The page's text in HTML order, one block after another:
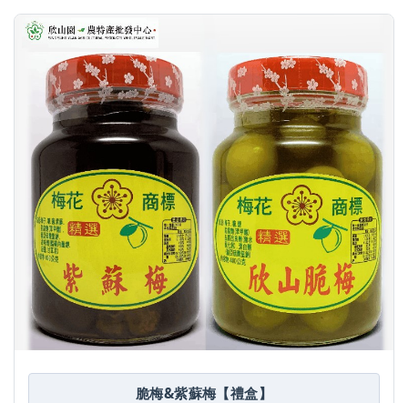
脆梅&紫蘇梅【禮盒】